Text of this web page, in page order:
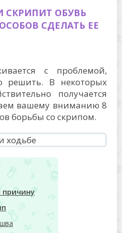
СКРИПИТ ОБУВЬ
СДЕЛАТЬ ЕЕ
с проблемой,
решить. В некоторых
получается
вашему вниманию 8
борьбы со скрипом.